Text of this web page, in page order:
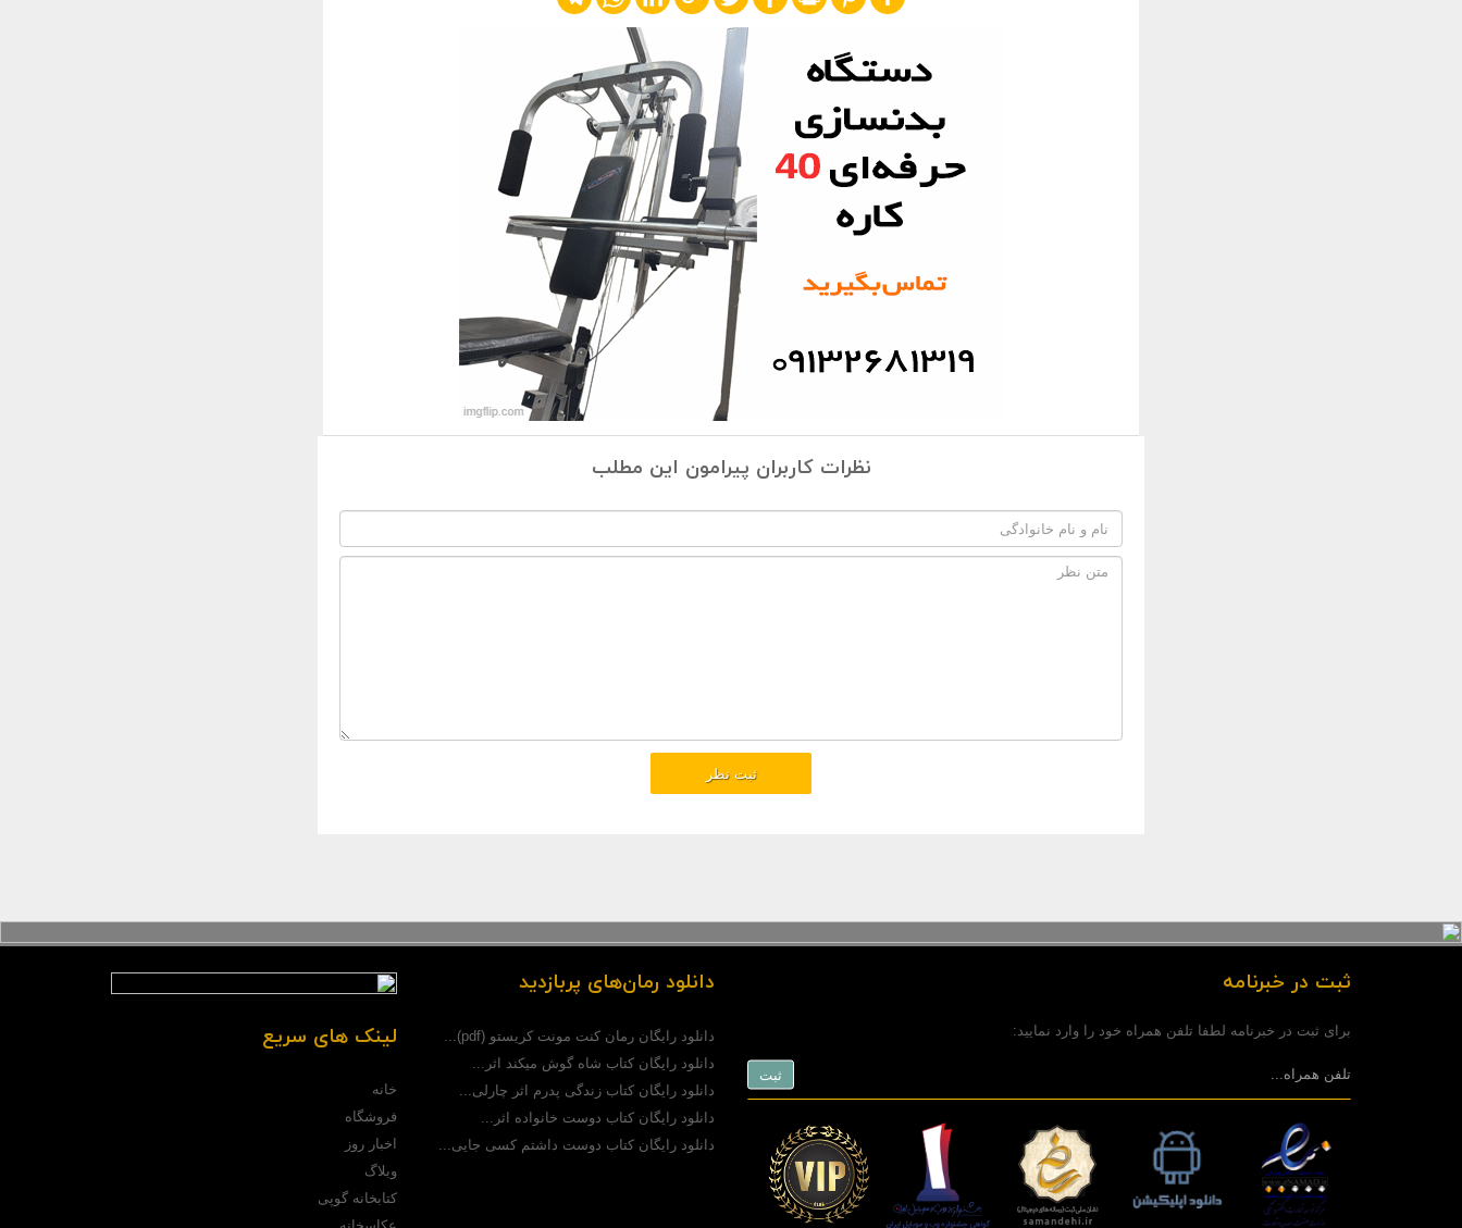
نظرات کاربران پیرامون این مطلب
لینک های سریع
خانه
فروشگاه
اخبار روز
وبلاگ
کتابخانه گوپی
دانلود رمان‌های پربازدید
دانلود رایگان رمان کنت مونت کریستو (pdf)...
دانلود رایگان کتاب شاه گوش میکند اثر...
دانلود رایگان کتاب زندگی پدرم اثر چارلی...
دانلود رایگان کتاب دوست خانواده اثر...
دانلود رایگان کتاب دوست داشتم کسی جایی...
ثبت در خبرنامه
برای ثبت در خبرنامه لطفا تلفن همراه خود را وارد نمایید: